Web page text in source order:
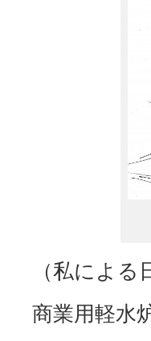
（私による
商業用軽水